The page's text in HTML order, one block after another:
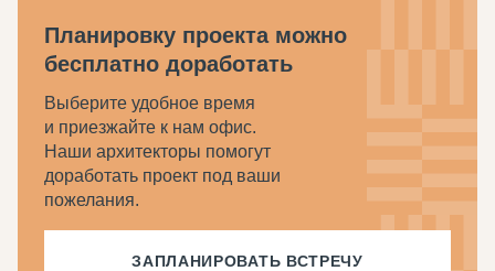
Планировку проекта можно
бесплатно доработать
Выберите удобное время
и приезжайте к нам офис.
Наши архитекторы помогут
доработать проект под ваши
пожелания.
ЗАПЛАНИРОВАТЬ ВСТРЕЧУ